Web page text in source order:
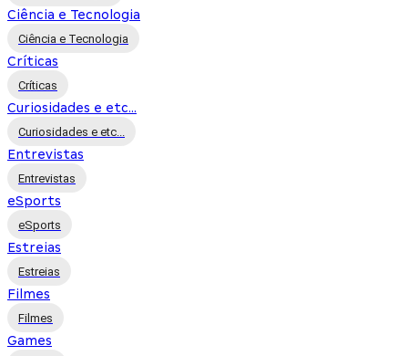
Ciência e Tecnologia
Ciência e Tecnologia
Críticas
Críticas
Curiosidades e etc...
Curiosidades e etc...
Entrevistas
Entrevistas
eSports
eSports
Estreias
Estreias
Filmes
Filmes
Games